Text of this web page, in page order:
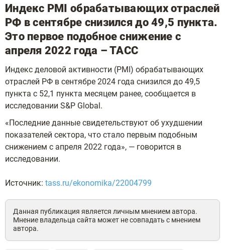
Индекс PMI обрабатывающих отраслей
РФ в сентябре снизился до 49,5 пункта.
Это первое подобное снижение с
апреля 2022 года – ТАСС
Индекс деловой активности (PMI) обрабатывающих
отраслей РФ в сентябре 2024 года снизился до 49,5
пункта с 52,1 пункта месяцем ранее, сообщается в
исследовании S&P Global.
«Последние данные свидетельствуют об ухудшении
показателей сектора, что стало первым подобным
снижением с апреля 2022 года», — говорится в
исследовании.
Источник: tass.ru/ekonomika/22004799
Данная публикация является личным мнением автора.
Мнение владельца сайта может не совпадать с мнением
автора.